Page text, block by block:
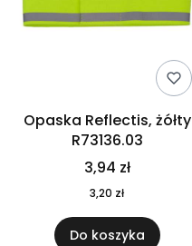
Opaska Reflectis, żółty
R73136.03
3,94 zł
3,20 zł
Do koszyka